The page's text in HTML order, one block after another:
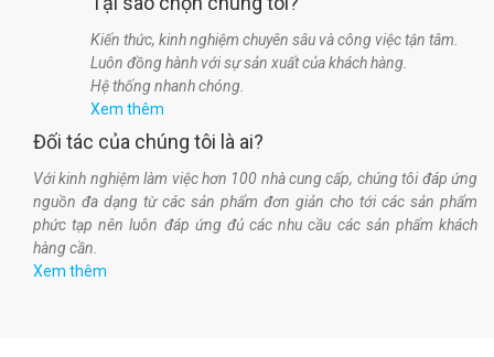
Kiến thức, kinh nghiệm chuyên sâu và công việc tận tâm.
Luôn đồng hành với sự sản xuất của khách hàng.
Hệ thống nhanh chóng.
Xem thêm
Đối tác của chúng tôi là ai?
Với kinh nghiệm làm việc hơn 100 nhà cung cấp, chúng tôi đáp ứng
nguồn đa dạng từ các sản phẩm đơn giản cho tới các sản phẩm
phức tạp nên luôn đáp ứng đủ các nhu cầu các sản phẩm khách
hàng cần.
Xem thêm